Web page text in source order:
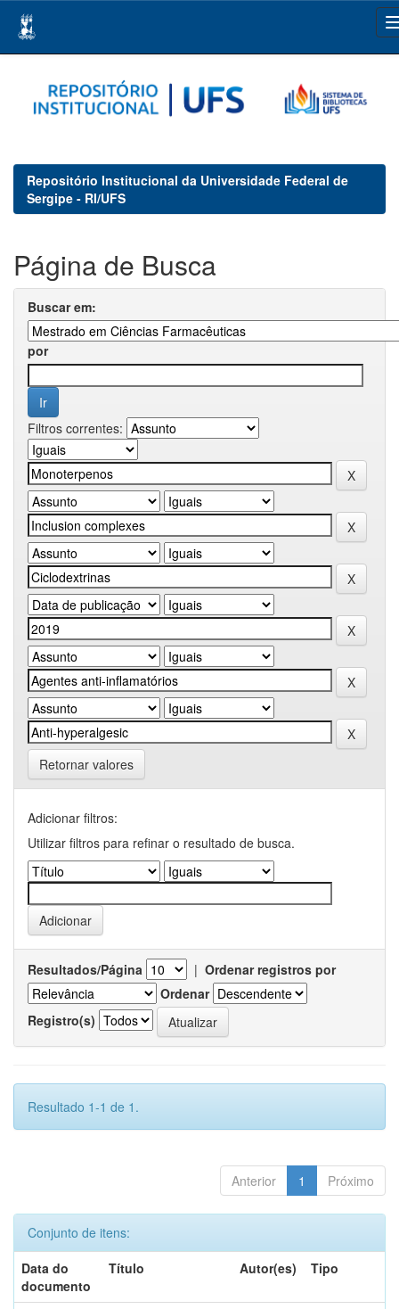
navigation
Repositório Institucional da Universidade Federal de
Sergipe - RI/UFS
Página de Busca
Buscar em:
por
Filtros correntes:
Retornar valores
Adicionar filtros:
Utilizar filtros para refinar o resultado de busca.
Resultados/Página | Ordenar registros por
Ordenar
Registro(s)
Resultado 1-1 de 1.
Anterior 1 Próximo
Conjunto de itens:
Data do
documento
Título Autor(es) Tipo